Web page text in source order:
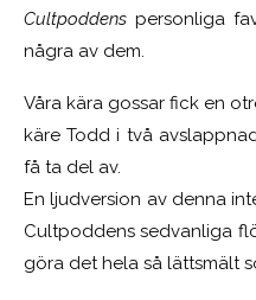
Cultpoddens personliga
några av dem.
Våra kära gossar fick en
käre Todd i två
få ta del av.
En ljudversion av denna
Cultpoddens sedvanliga
göra det hela så lättsmält